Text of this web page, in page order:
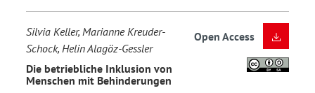
Silvia Keller, Marianne Kreuder-
Schock, Helin Alagöz-Gessler
Die betriebliche Inklusion von
Menschen mit Behinderungen
Open Access